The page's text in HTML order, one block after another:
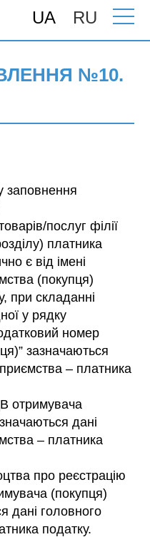
UA RU
>Поновлення>
№10.
заповнення
послуг філії
платника
є від імені
(покупця)
при складанні
у рядку
номер
зазначаються
– платника
отримувача
дані
– платника
про реєстрацію
(покупця)
дані головного
податку.